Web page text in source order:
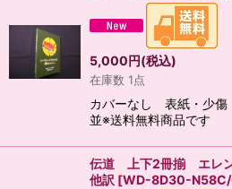
5,000円(税込)
在庫数 1点
カバーなし 表紙・少
並※送料無料商品です
伝道 上下2冊揃 エレ
他訳 [WD-8D30-